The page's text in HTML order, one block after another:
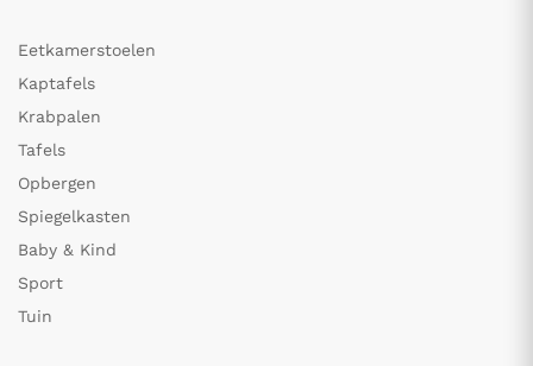
Eetkamerstoelen
Kaptafels
Krabpalen
Tafels
Opbergen
Spiegelkasten
Baby & Kind
Sport
Tuin